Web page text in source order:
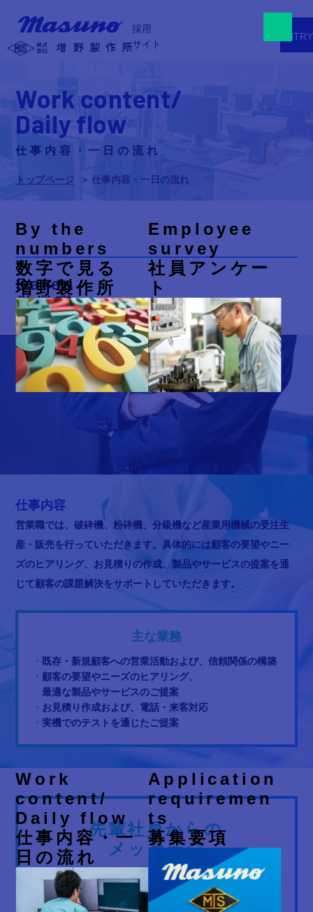
採用
サイト
ENTRY
By the
numbers
数字で見る
増野製作所
Employee
survey
社員アンケー
ト
Work
content/
Daily flow
仕事内容・一
日の流れ
Application
requiremen
ts
募集要項
Work content/
Daily flow
仕事内容・一日の流れ
トップページ 仕事内容・一日の流れ
Sales
営業職
仕事内容
営業職では、破砕機、粉砕機、分級機など産業用機械の受注生
産・販売を行っていただきます。具体的には顧客の要望やニー
ズのヒアリング、お見積りの作成、製品やサービスの提案を通
じて顧客の課題解決をサポートしていただきます。
主な業務
・ 既存・新規顧客への営業活動および、信頼関係の構築
・ 顧客の要望やニーズのヒアリング、
最適な製品やサービスのご提案
・ お見積り作成および、電話・来客対応
・実機でのテストを通じたご提案
先輩社員からの
メッセージ
～お客様の課題解決に向けて
最適な製品とサービスをご提案～